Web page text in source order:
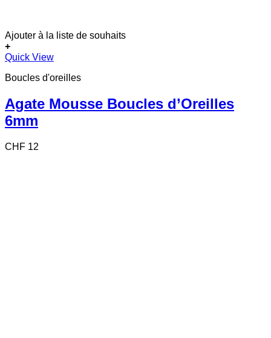
Ajouter à la liste de souhaits
+
Quick View
Boucles d'oreilles
Agate Mousse Boucles d’Oreilles
6mm
CHF 12